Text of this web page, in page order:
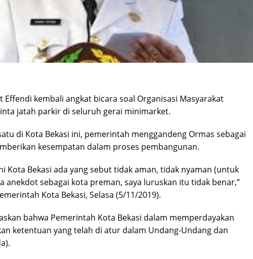
Effendi kembali angkat bicara soal Organisasi Masyarakat
jatah parkir di seluruh gerai minimarket.
di Kota Bekasi ini, pemerintah menggandeng Ormas sebagai
kesempatan dalam proses pembangunan.
Kota Bekasi ada yang sebut tidak aman, tidak nyaman (untuk
anekdot sebagai kota preman, saya luruskan itu tidak benar,”
Kota Bekasi, Selasa (5/11/2019).
bahwa Pemerintah Kota Bekasi dalam memperdayakan
ketentuan yang telah di atur dalam Undang-Undang dan